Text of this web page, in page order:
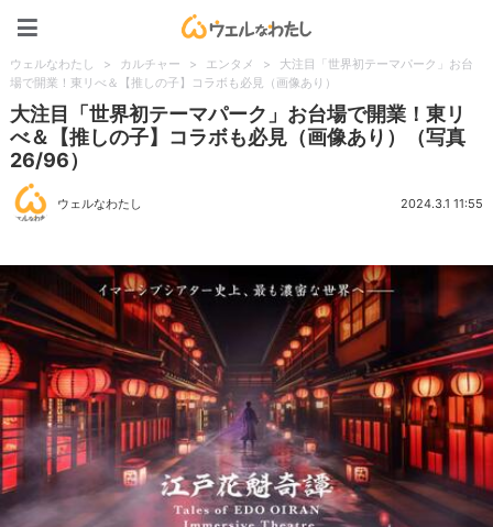
ウェルなわたし > カルチャー > エンタメ >
大注目「世界初テーマパーク」お台
場で開業！東リべ＆【推しの子】コラボも必見（画像あり）
大注目「世界初テーマパーク」お台場で開業！東リ
べ＆【推しの子】コラボも必見（画像あり）（写真
26/96）
ウェルなわたし 2024.3.1 11:55